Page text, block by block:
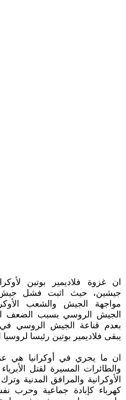
ان غزوة فلاديمير بوتين
جيشين، حيث اثبت فشل جيش
مواجهة الجيش والشعب
الجيش الروسي بسبب الضعف
بعدم قناعة الجيش الروسي
يبقى فلاديمير بوتين رئيسا لروسيا
ان ما يجري في أوكرانيا هي
والطائرات المسيرة لقتل
الأوكرانية والمرافق المدنية
كهرباء كإبادة جماعية وحرب